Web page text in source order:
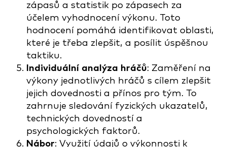
zápasů a statistik po zápasech za
účelem vyhodnocení výkonu. Toto
hodnocení pomáhá identifikovat oblasti,
které je třeba zlepšit, a posílit úspěšnou
taktiku.
Individuální analýza hráčů: Zaměření na
výkony jednotlivých hráčů s cílem zlepšit
jejich dovednosti a přínos pro tým. To
zahrnuje sledování fyzických ukazatelů,
technických dovedností a
psychologických faktorů.
Nábor: Využití údajů o výkonnosti k